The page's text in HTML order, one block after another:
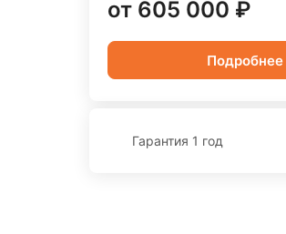
от 605 000 ₽
Подробнее
Гарантия 1 год